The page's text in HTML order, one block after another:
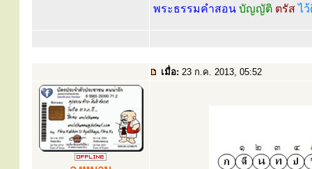
พระธรรมคำสอน บัญญัติ ตรัสไ
เมื่อ: 23 ก.ค. 2013, 05:52